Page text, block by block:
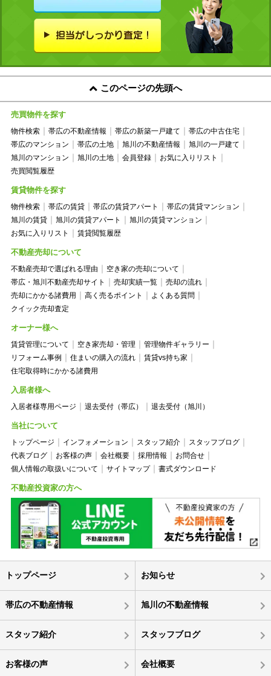
このページの先頭へ
売買物件を探す
物件検索 帯広の不動産情報 帯広の新築一戸建て
帯広の中古住宅
帯広のマンション
帯広の土地 旭川の不動産情報
旭川の一戸建て
旭川のマンション
旭川の土地 会員登録
お気に入りリスト
売買閲覧履歴
賃貸物件を探す
物件検索 帯広の賃貸 帯広の賃貸アパート
帯広の賃貸マンション
旭川の賃貸
旭川の賃貸アパート
旭川の賃貸マンション
お気に入りリスト
賃貸閲覧履歴
不動産売却について
不動産売却で選ばれる理由
空き家の売却について
帯広・旭川不動産売却サイト
売却実績一覧
売却の流れ
売却にかかる諸費用
高く売るポイント
よくある質問
クイック売却査定
オーナー様へ
賃貸管理について 空き家売却・管理
管理物件ギャラリー
リフォーム事例
住まいの購入の流れ
賃貸vs持ち家
住宅取得時にかかる諸費用
入居者様へ
入居者様専用ページ 退去受付（帯広） 退去受付（旭川）
当社について
トップページ インフォメーション スタッフ紹介
スタッフブログ
代表ブログ
お客様の声 会社概要 採用情報
お問合せ
個人情報の取扱いについて
サイトマップ 書式ダウンロード
不動産投資家の方へ
トップページ お知らせ
帯広の不動産情報 旭川の不動産情報
スタッフ紹介 スタッフブログ
お客様の声 会社概要